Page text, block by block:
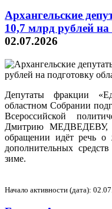
Архангельские
10,7 млрд рублей на
02.07.2026
Депутаты фракции
областном Собрании
Всероссийской
Дмитрию МЕДВЕДЕВУ,
обращении идёт речь о
дополнительных
зиме.
Начало активности (дата):